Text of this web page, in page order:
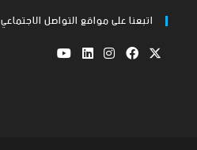
اتبعنا على مواقع التواصل الاجتماعي